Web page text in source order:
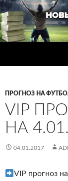
Перейти
к
содержимому
ПРОГНОЗ НА
VIP
НА
04.01.2017
VIP прогноз